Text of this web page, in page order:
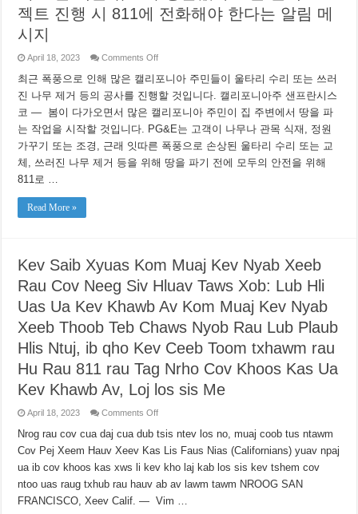
ਲਈ
ਇੱਕ
ਰਿਮਾਈਂਡਰ
젝트 진행 시 811에 전화해야 한다는 알림 메
시지
April 18, 2023 Comments Offon
객
을
안
전
하
보
호:
달
(National
Safe
Digging
Month)
4
을
맞
이
해
든
든
규
모
와
상
관
최근 폭풍으로 인해 많은 캘리포니아 주민들이 울타리 수리 또는 쓰러
진 나무 제거 등의 공사를 진행할 것입니다. 캘리포니아주 샌프란시스
코 — 봄이 다가오면서 많은 캘리포니아 주민이 집 주변에서 땅을 파
는 작업을 시작할 것입니다. PG&E는 고객이 나무나 관목 식재, 정원
가꾸기 또는 조경, 근래 잇따른 폭풍으로 손상된 울타리 수리 또는 교
체, 쓰러진 나무 제거 등을 위해 땅을 파기 전에 모두의 안전을 위해
811로 …
Read More »
Kev Saib Xyuas Kom Muaj Kev Nyab Xeeb
Rau Cov Neeg Siv Hluav Taws Xob: Lub Hli
Uas Ua Kev Khawb Av Kom Muaj Kev Nyab
Xeeb Thoob Teb Chaws Nyob Rau Lub Plaub
Hlis Ntuj, ib qho Kev Ceeb Toom txhawm rau
Hu Rau 811 rau Tag Nrho Cov Khoos Kas Ua
Kev Khawb Av, Loj los sis Me
April 18, 2023 Comments Offon
Saib
Xyuas
Kom
Kev
Nyab
Xeeb
Rau
Cov
Nrog rau cov cua daj cua dub tsis ntev los no, muaj coob tus ntawm
Cov Pej Xeem Hauv Xeev Kas Lis Faus Nias (Californians) yuav npaj
ua ib cov khoos kas xws li kev kho laj kab los sis kev tshem cov
ntoo uas raug txhub rau hauv ab av lawm tawm NROOG SAN
FRANCISCO, Xeev Calif. — Vim …